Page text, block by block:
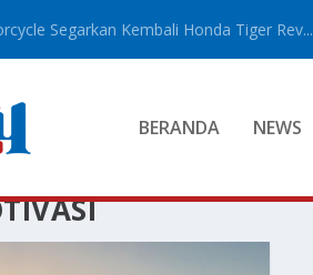
Segarkan Kembali Honda Tiger Rev...
BERANDA NEWS